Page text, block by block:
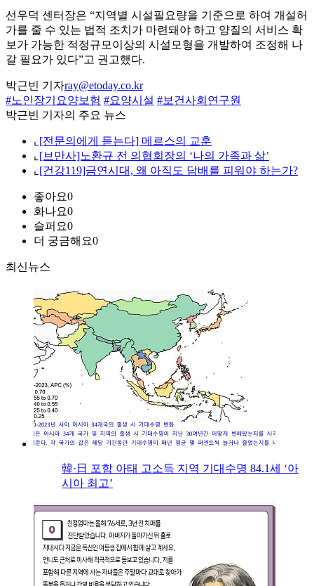
선우덕 센터장은 “지역별 시설필요량을 기준으로 하여 개설허
가를 줄 수 있는 법적 조치가 마련돼야 하고 양질의 서비스 확
보가 가능한 적정규모이상의 시설모형을 개발하여 조정해 나
갈 필요가 있다”고 권고했다.
박근빈 기자ray@etoday.co.kr
#노인장기요양보험 #요양시설 #보건사회연구원
박근빈 기자의 주요 뉴스
⌞ [전문의에게 듣는다] 메르스의 교훈
⌞ [브만사]노환규 전 의협회장의 ‘나의 가족과 삶’
⌞ [건강119]금연시대, 왜 아직도 담배를 피워야 하는가?
좋아요0
화나요0
슬퍼요0
더 궁금해요0
최신뉴스
韓·日 포함 아태 고소득 지역 기대수명 84.1세 ‘아
시아 최고’